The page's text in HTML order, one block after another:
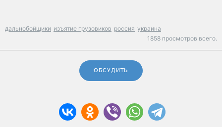
дальнобойщики изъятие грузовиков россия украина
1858 просмотров всего.
ОБСУДИТЬ